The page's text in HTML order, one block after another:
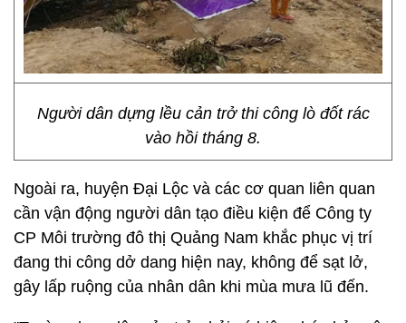
Người dân dựng lều cản trở thi công lò đốt rác
vào hồi tháng 8.
Ngoài ra, huyện Đại Lộc và các cơ quan liên quan
cần vận động người dân tạo điều kiện để Công ty
CP Môi trường đô thị Quảng Nam khắc phục vị trí
đang thi công dở dang hiện nay, không để sạt lở,
gây lấp ruộng của nhân dân khi mùa mưa lũ đến.